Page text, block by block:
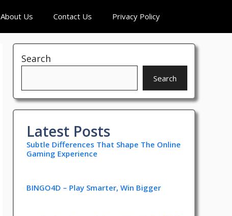
About Us Contact Us Privacy Policy
Search
Search
Latest Posts
Subtle Differences That Shape The Online
Gaming Experience
BINGO4D – Play Smarter, Win Bigger